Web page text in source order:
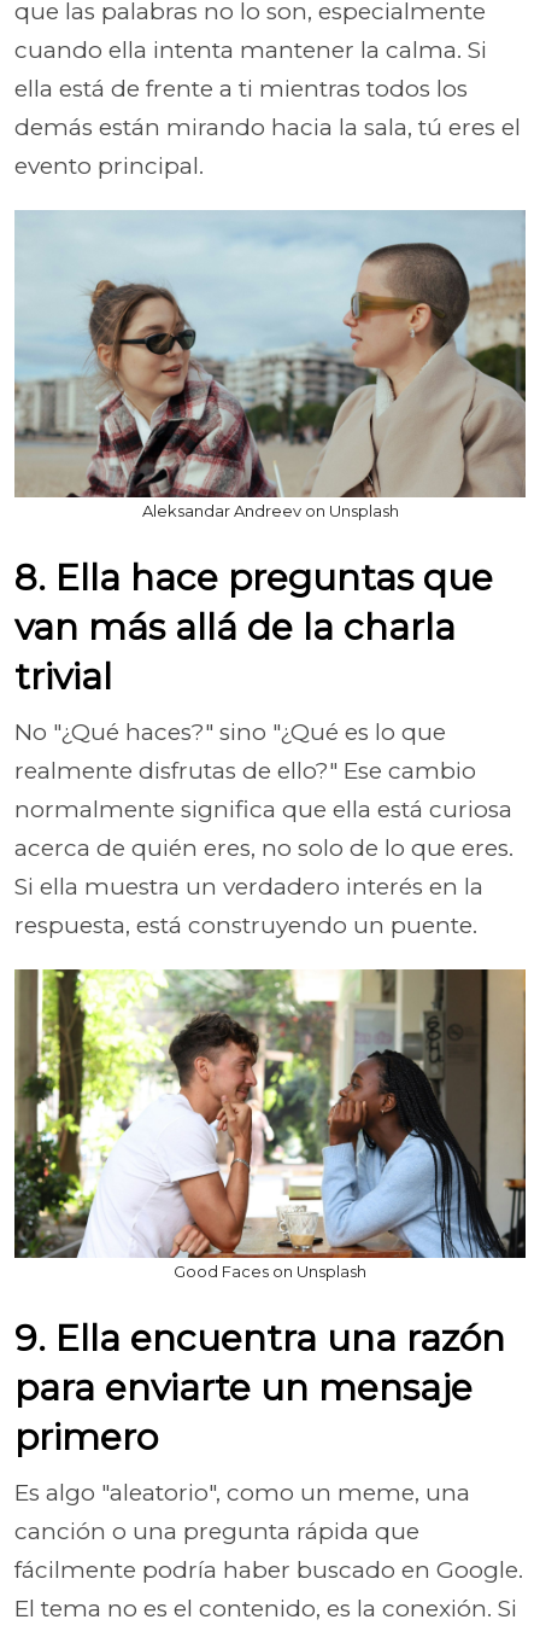
que las palabras no lo son, especialmente
cuando ella intenta mantener la calma. Si
ella está de frente a ti mientras todos los
demás están mirando hacia la sala, tú eres el
evento principal.
Aleksandar Andreev on Unsplash
8. Ella hace preguntas que
van más allá de la charla
trivial
No "¿Qué haces?" sino "¿Qué es lo que
realmente disfrutas de ello?" Ese cambio
normalmente significa que ella está curiosa
acerca de quién eres, no solo de lo que eres.
Si ella muestra un verdadero interés en la
respuesta, está construyendo un puente.
Good Faces on Unsplash
9. Ella encuentra una razón
para enviarte un mensaje
primero
Es algo "aleatorio", como un meme, una
canción o una pregunta rápida que
fácilmente podría haber buscado en Google.
El tema no es el contenido, es la conexión. Si